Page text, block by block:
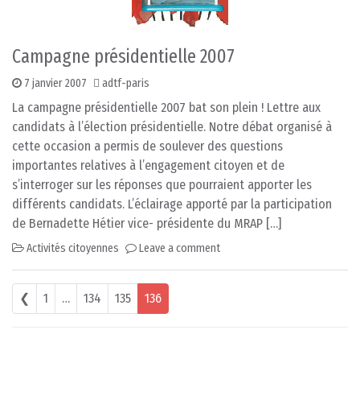
Campagne présidentielle 2007
7 janvier 2007 adtf-paris
La campagne présidentielle 2007 bat son plein ! Lettre aux
candidats à l’élection présidentielle. Notre débat organisé à
cette occasion a permis de soulever des questions
importantes relatives à l’engagement citoyen et de
s’interroger sur les réponses que pourraient apporter les
différents candidats. L’éclairage apporté par la participation
de Bernadette Hétier vice- présidente du MRAP […]
Activités citoyennes Leave a comment
Posts navigation
❮ 1 … 134 135 136